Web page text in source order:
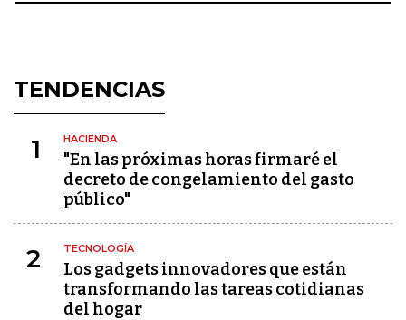
TENDENCIAS
1 HACIENDA
"En las próximas horas firmaré el
decreto de congelamiento del gasto
público"
2 TECNOLOGÍA
Los gadgets innovadores que están
transformando las tareas cotidianas
del hogar